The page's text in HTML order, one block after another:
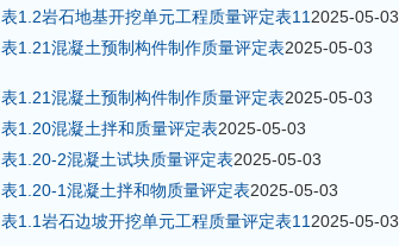
表1.2岩石地基开挖单元工程质量评定表11 2025-05-03
表1.21混凝土预制构件制作质量评定表2025-05-03
表1.21混凝土预制构件制作质量评定表2025-05-03
表1.20混凝土拌和质量评定表2025-05-03
表1.20-2混凝土试块质量评定表2025-05-03
表1.20-1混凝土拌和物质量评定表2025-05-03
表1.1岩石边坡开挖单元工程质量评定表11 2025-05-03